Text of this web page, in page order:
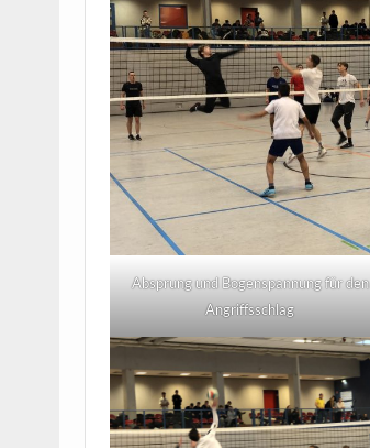
Absprung und Bogenspannung für den
Angriffsschlag